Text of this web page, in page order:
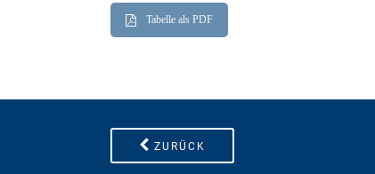
Tabelle als PDF
ZURÜCK